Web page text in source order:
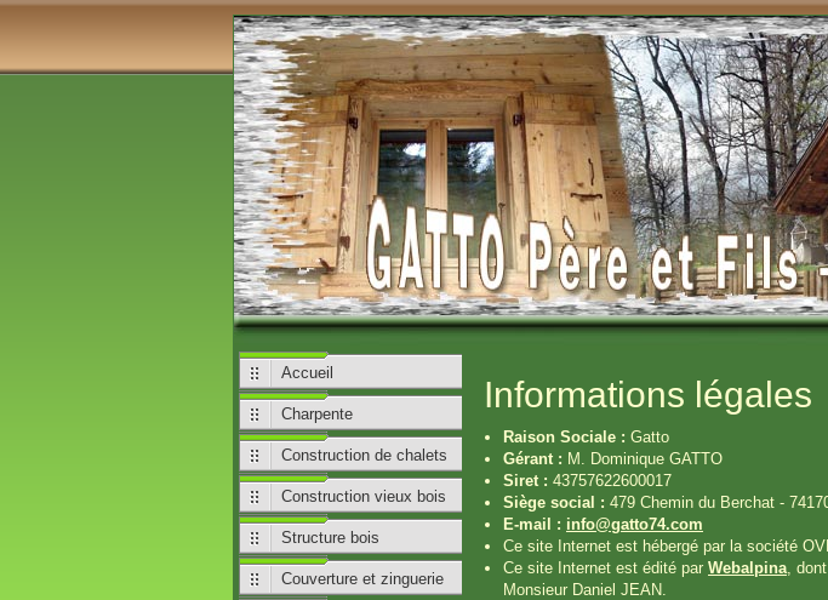
Accueil
Charpente
Construction de chalets
Construction vieux bois
Structure bois
Couverture et zinguerie
Informations légales
Raison Sociale : Gatto
Gérant : M. Dominique GATTO
Siret : 43757622600017
Siège social : 479 Chemin du Berchat -
E-mail : info@gatto74.com
Ce site Internet est hébergé par la société
Ce site Internet est édité par Webalpina,
Monsieur Daniel JEAN.